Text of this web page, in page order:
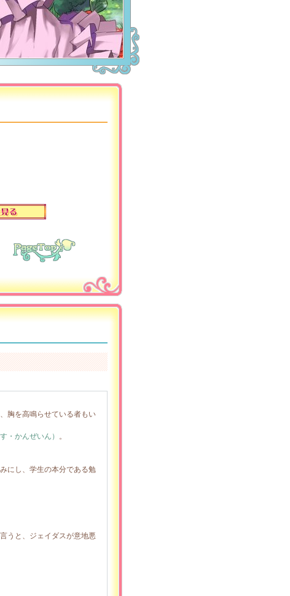
胸を高鳴らせている者もい
・かんぜいん） 。
にし、学生の本分である勉
うと、ジェイダスが意地悪